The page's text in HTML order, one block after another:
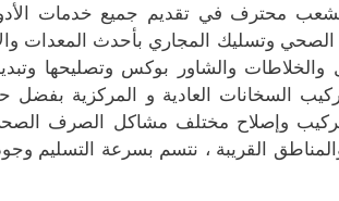
محترف في تقديم جميع خدمات
وتسليك المجاري بأحدث المعدات
والخلاطات والشاور بوكس وتصليحها
السخانات العادية و المركزية بفضل
وإصلاح مختلف مشاكل الصرف
القريبة ، نتسم بسرعة التسليم